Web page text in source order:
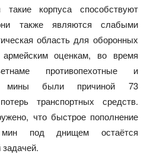
такие корпуса способствуют
также являются слабыми
область для оборонных
оценкам, во время
противопехотные и
мины были причиной 73
транспортных средств.
что быстрое пополнение
под днищем остаётся